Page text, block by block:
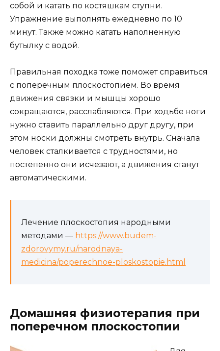
собой и катать по костяшкам ступни.
Упражнение выполнять ежедневно по 10
минут. Также можно катать наполненную
бутылку с водой.
Правильная походка тоже поможет справиться
с поперечным плоскостопием. Во время
движения связки и мышцы хорошо
сокращаются, расслабляются. При ходьбе ноги
нужно ставить параллельно друг другу, при
этом носки должны смотреть внутрь. Сначала
человек сталкивается с трудностями, но
постепенно они исчезают, а движения станут
автоматическими.
Лечение плоскостопия народными
методами — https://www.budem-
zdorovymy.ru/narodnaya-
medicina/poperechnoe-ploskostopie.html
Домашняя физиотерапия при
поперечном плоскостопии